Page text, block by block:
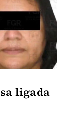
ligada